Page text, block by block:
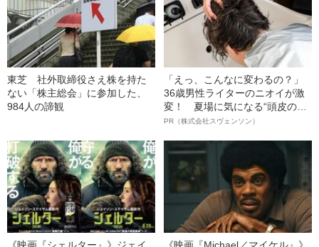
東芝 社外取締役さえ株を持た
ない「株主総会」に参加した、
984人の諦観
「えっ、こんなに変わるの？」
36歳男性ライターのニオイが激
変！ 夏場に気になる“頭皮のニ
オイ”や“ベタつき”を解消す
ト”が生み出した徹底ケアとは
PR（株式会社スヴェンソン）